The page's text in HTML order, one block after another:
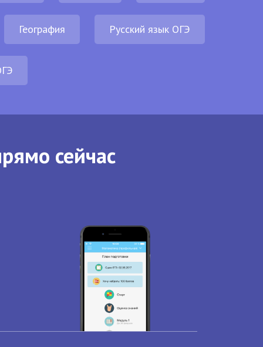
География Русский язык ОГЭ
сейчас